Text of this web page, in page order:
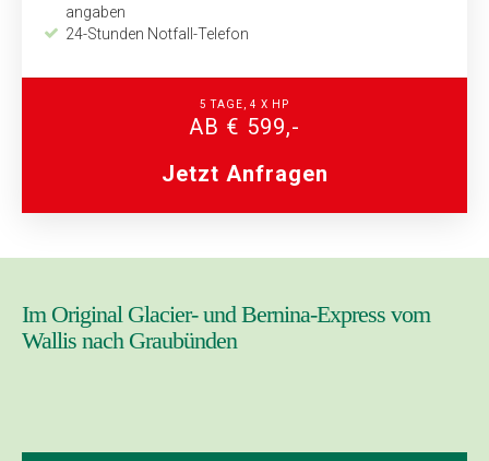
angaben
24-Stunden Notfall-Telefon
5 TAGE, 4 X HP
AB € 599,-
Jetzt Anfragen
Im Original Glacier- und Bernina-Express vom
Wallis nach Graubünden